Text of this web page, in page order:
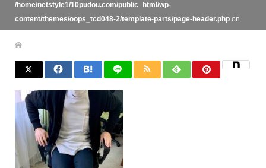
/home/netstyle1/10pudou.com/public_html/wp-
content/themes/oops_tcd048-2/template-parts/page-header.phpon